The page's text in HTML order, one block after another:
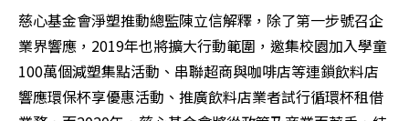
慈心基金會淨塑推動總監陳立信解釋，除了第一步號召企
業界響應，2019年也將擴大行動範圍，邀集校園加入學童
100萬個減塑集點活動、串聯超商與咖啡店等連鎖飲料店
響應環保杯享優惠活動、推廣飲料店業者試行循環杯租借